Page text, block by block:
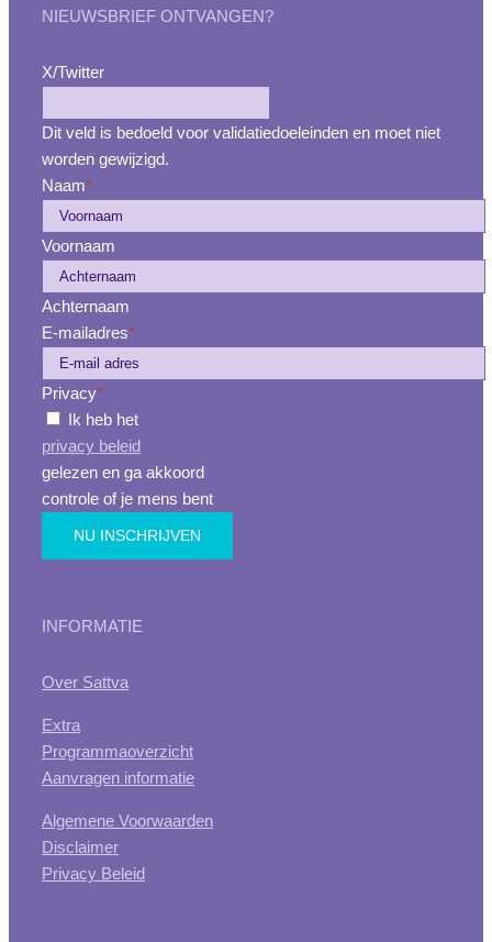
NIEUWSBRIEF ONTVANGEN?
X/Twitter
Dit veld is bedoeld voor validatiedoeleinden en moet niet
worden gewijzigd.
Naam*
Voornaam
Achternaam
E-mailadres*
Privacy*
Ik heb het
privacy beleid
gelezen en ga akkoord
controle of je mens bent
INFORMATIE
Over Sattva
Extra
Programmaoverzicht
Aanvragen informatie
Algemene Voorwaarden
Disclaimer
Privacy Beleid